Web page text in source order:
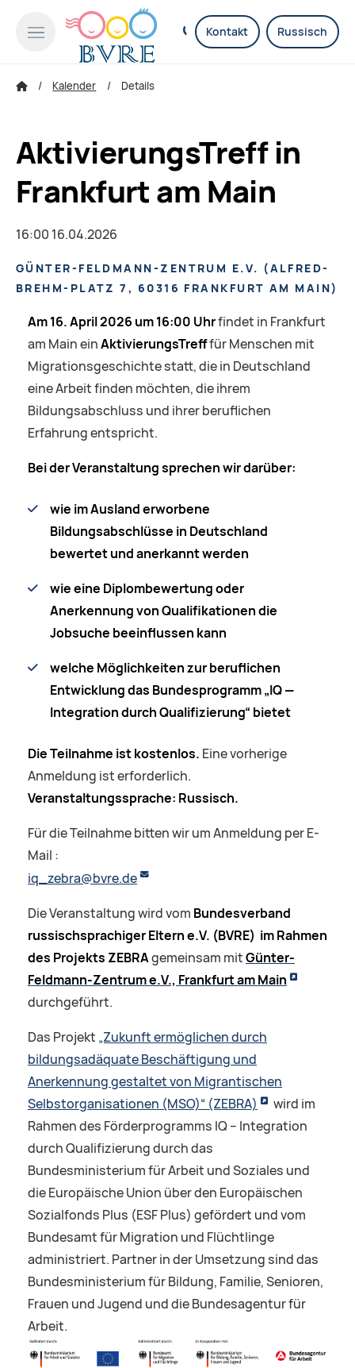
Kontakt Russisch
Kalender Details
AktivierungsTreff in
Frankfurt am Main
16:00 16.04.2026
GÜNTER-FELDMANN-ZENTRUM E.V. (ALFRED-
BREHM-PLATZ 7, 60316 FRANKFURT AM MAIN)
Am 16. April 2026 um 16:00 Uhrfindet in Frankfurt
am Main einAktivierungsTrefffür Menschen mit
Migrationsgeschichte statt, die in Deutschland
eine Arbeit finden möchten, die ihrem
Bildungsabschluss und ihrer beruflichen
Erfahrung entspricht.
Bei der Veranstaltung sprechen wir darüber:
wie im Ausland erworbene
Bildungsabschlüsse in Deutschland
bewertet und anerkannt werden
wie eine Diplombewertung oder
Anerkennung von Qualifikationen die
Jobsuche beeinflussen kann
welche Möglichkeiten zur beruflichen
Entwicklung das Bundesprogramm „IQ —
Integration durch Qualifizierung“ bietet
Die Teilnahme ist kostenlos. Eine vorherige
Anmeldung ist erforderlich.
Veranstaltungssprache: Russisch.
Für die Teilnahme bitten wir um Anmeldung per E-
Mail :
iq_zebra@bvre.de
Die Veranstaltung wird vom Bundesverband
russischsprachiger Eltern e.V. (BVRE) im Rahmen
des Projekts ZEBRAgemeinsam mitGünter-
Feldmann-Zentrum e.V., Frankfurt am Main
durchgeführt.
Das Projekt „Zukunft ermöglichen durch
bildungsadäquate Beschäftigung und
Anerkennung gestaltet von Migrantischen
Selbstorganisationen (MSO)“ (ZEBRA)
wird im
Rahmen des Förderprogramms IQ – Integration
durch Qualifizierung durch das
Bundesministerium für Arbeit und Soziales und
die Europäische Union über den Europäischen
Sozialfonds Plus (ESF Plus) gefördert und vom
Bundesamt für Migration und Flüchtlinge
administriert. Partner in der Umsetzung sind das
Bundesministerium für Bildung, Familie, Senioren,
Frauen und Jugend und die Bundesagentur für
Arbeit.